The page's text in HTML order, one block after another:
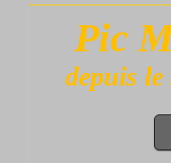
Pic
depuis